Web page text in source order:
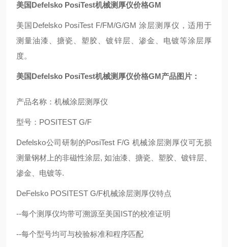
美国Defelsko PosiTest机械测厚仪价格GM
美国Defelsko PosiTest F/FM/G/GM 涂层测厚仪，适用于
测量油漆、搪瓷、塑胶、镀锌层、渗金、电镀等涂层厚
度。
美国Defelsko PosiTest机械测厚仪价格GM产品图片：
产品名称：机械涂层测厚仪
型号：POSITEST G/F
Defelsko公司研制的PosiTest F/G 机械涂层测厚仪可无损
测量钢材上的非磁性涂层, 如油漆、搪瓷、塑胶、镀锌层、
渗金、电镀等.
DeFelsko POSITEST G/F机械涂层测厚仪特点
--每个测厚仪均带可溯源至美国IST的校准证明
--每个型号均可与校验标准和程序匹配